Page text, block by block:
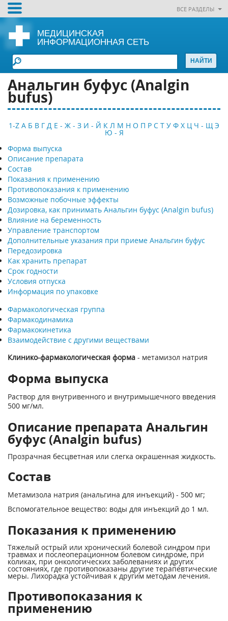
ВСЕ РАЗДЕЛЫ
МЕДИЦИНСКАЯ
ИНФОРМАЦИОННАЯ СЕТЬ
Анальгин буфус (Analgin
bufus)
1-Z А Б В Г Д Е - Ж - З И - Й К Л М Н О П Р С Т У Ф Х Ц Ч - Щ Э
Ю - Я
Форма выпуска
Описание препарата
Состав
Показания к применению
Противопоказания к применению
Возможные побочные эффекты
Дозировка, как принимать Анальгин буфус (Analgin bufus)
Влияние на беременность
Управление транспортом
Дополнительные указания при приеме Анальгин буфус
Передозировка
Как хранить препарат
Срок годности
Условия отпуска
Информация по упаковке
Фармакологическая группа
Фармакодинамика
Фармакокинетика
Взаимодействие с другими веществами
Клинико-фармакологическая форма - метамизол натрия
Форма выпуска
Раствор для внутривенного и внутримышечного введения
500 мг/мл.
Описание препарата Анальгин
буфус (Analgin bufus)
Прозрачная бесцветная или слегка окрашенная жидкость.
Состав
Метамизола натрия (анальгина для инъекций) - 500 мг;
Вспомогательное вещество: воды для инъекций до 1 мл.
Показания к применению
Тяжелый острый или хронический болевой синдром при
травмах и послеоперационном болевом синдроме, при
коликах, при онкологических заболеваниях и других
состояниях, где противопоказаны другие терапевтические
меры. Лихорадка устойчивая к другим методам лечения.
Противопоказания к
применению